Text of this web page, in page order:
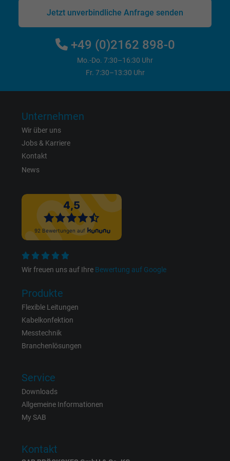
Google Ads Conversion Tracking, Google LLC
Persistent
Zweck Dies ist ein Conversion Tracking-Service.
Anbieter
Laufzeit
Zweck
Registriert eine eindeutige ID, die das Gerät
eines wiederkehrenden Benutzers
Die ID wird für gezielte Werbung genutzt.
Name
Facebook Ireland Ltd.
Laufzeit
Zweck
Anbieter
Laufzeit
Zweck
Jetzt unverbindliche Anfrage senden
+49 (0)2162 898-0
Mo.-Do. 7:30–16:30 Uhr
Fr. 7:30–13:30 Uhr
Unternehmen
Wir über uns
Jobs & Karriere
Kontakt
News
Wir freuen uns auf Ihre Bewertung auf Google
Produkte
Flexible Leitungen
Kabelkonfektion
Messtechnik
Branchenlösungen
Service
Downloads
Allgemeine Informationen
My SAB
Kontakt